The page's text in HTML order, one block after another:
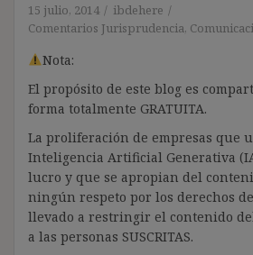
15 julio, 2014
ibdehere
Comentarios Jurisprudencia,
Nota:
El propósito de este blog es
forma totalmente GRATUITA.
La proliferación de empresas que
Inteligencia Artificial Generativa
lucro y que se apropian del
ningún respeto por los derechos
llevado a restringir el contenido
a las personas SUSCRITAS.